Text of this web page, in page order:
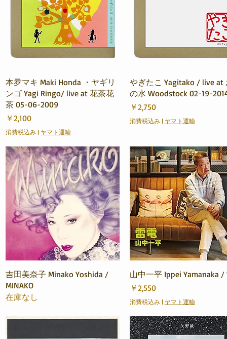
クイックビュー
本夛マキ Maki Honda ・ヤギリ
ンゴ Yagi Ringo/ live at 花茶花
茶 05-06-2009
価格
￥2,100
消費税込み | ヤマト運輸
クイックビュー
やぎたこ Yagitako / live at
の水 Woodstock 02-19-
価格
￥2,750
消費税込み| ヤマト運輸
クイックビュー
吉田美奈子 Minako Yoshida /
MINAKO
在庫なし
クイックビュー
山中一平 Ippei Yamanaka /
価格
￥2,550
消費税込み| ヤマト運輸